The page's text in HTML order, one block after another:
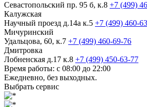
Севастопольский пр. 95 б, к.8 +7 (499)
Калужская
Научный проезд д.14а к.5 +7 (499) 460-
Мичуринский
Удальцова, 60, к.7 +7 (499) 460-69-76
Дмитровка
Лобненская д.17 к.8 +7 (499) 450-63-77
Время работы: с 08:00 до 22:00
Ежедневно, без выходных.
Выбрать сервис